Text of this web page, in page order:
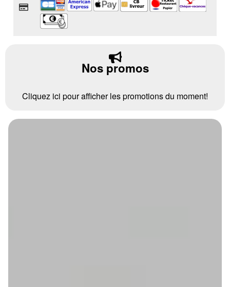
Nos promos
Cliquez ici pour afficher les promotions du moment!